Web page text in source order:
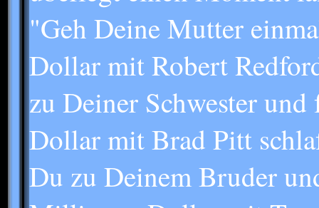
"Geh Deine Mutter
Dollar mit Robert
zu Deiner Schwester
Dollar mit Brad Pitt
Du zu Deinem Bruder